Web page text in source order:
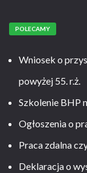
POLECAMY
Wniosek o
powyżej 55. r.ż.
Szkolenie BHP
Ogłoszenia o
Praca zdalna
Deklaracja o